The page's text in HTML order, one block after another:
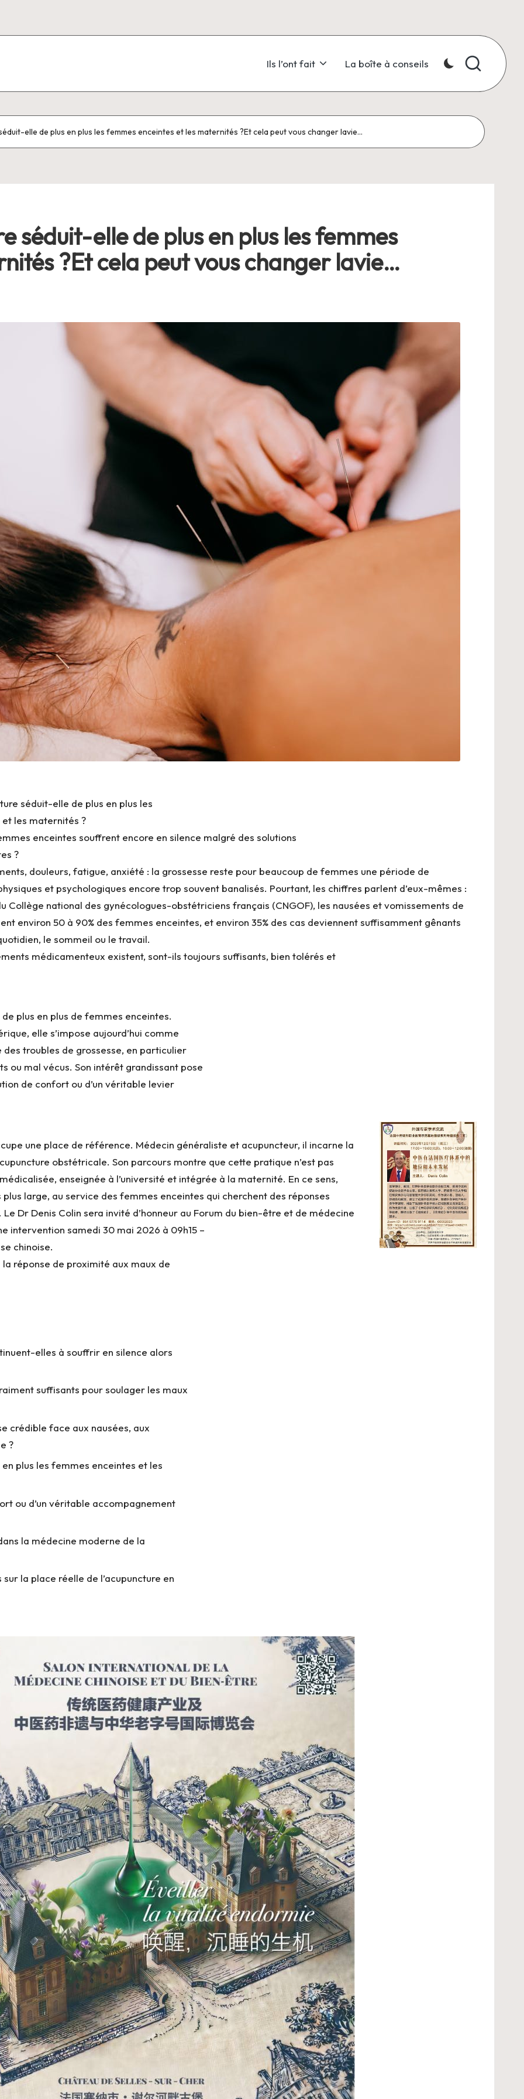
Ils l’ont fait La boîte à conseils
elle de plus en plus les femmes enceintes et les maternités ?Et cela peut vous changer lavie…
séduit-elle de plus en plus les femmes
?Et cela peut vous changer lavie…
séduit-elle de plus en plus les
les maternités ?
enceintes souffrent encore en silence malgré des solutions
?
douleurs, fatigue, anxiété : la grossesse reste pour beaucoup de femmes une période de
et psychologiques encore trop souvent banalisés. Pourtant, les chiffres parlent d’eux-mêmes :
Collège national des gynécologues-obstétriciens français (CNGOF), les nausées et vomissements de
environ 50 à 90% des femmes enceintes, et environ 35% des cas deviennent suffisamment gênants
le sommeil ou le travail.
médicamenteux existent, sont-ils toujours suffisants, bien tolérés et
plus en plus de femmes enceintes.
elle s’impose aujourd’hui comme
troubles de grossesse, en particulier
ou mal vécus. Son intérêt grandissant pose
de confort ou d’un véritable levier
une place de référence. Médecin généraliste et acupuncteur, il incarne la
obstétricale. Son parcours montre que cette pratique n’est pas
enseignée à l’université et intégrée à la maternité. En ce sens,
plus large, au service des femmes enceintes qui cherchent des réponses
Dr Denis Colin sera invité d’honneur au Forum du bien-être et de médecine
intervention samedi 30 mai 2026 à 09h15 –
chinoise.
réponse de proximité aux maux de
elles à souffrir en silence alors
suffisants pour soulager les maux
crédible face aux nausées, aux
?
plus les femmes enceintes et les
ou d’un véritable accompagnement
la médecine moderne de la
la place réelle de l’acupuncture en